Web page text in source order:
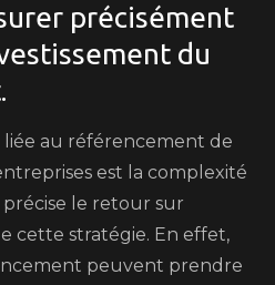
précisément
du
au référencement de
est la complexité
le retour sur
cette stratégie. En effet,
peuvent prendre